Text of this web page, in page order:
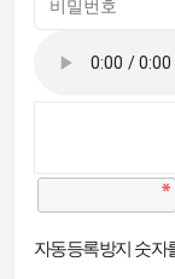
자동등록방지 숫자